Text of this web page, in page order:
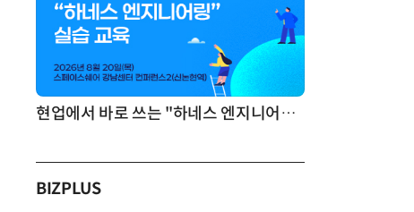
현업에서 바로 쓰는 "하네스 엔지니어링" 실습 교육
BIZPLUS